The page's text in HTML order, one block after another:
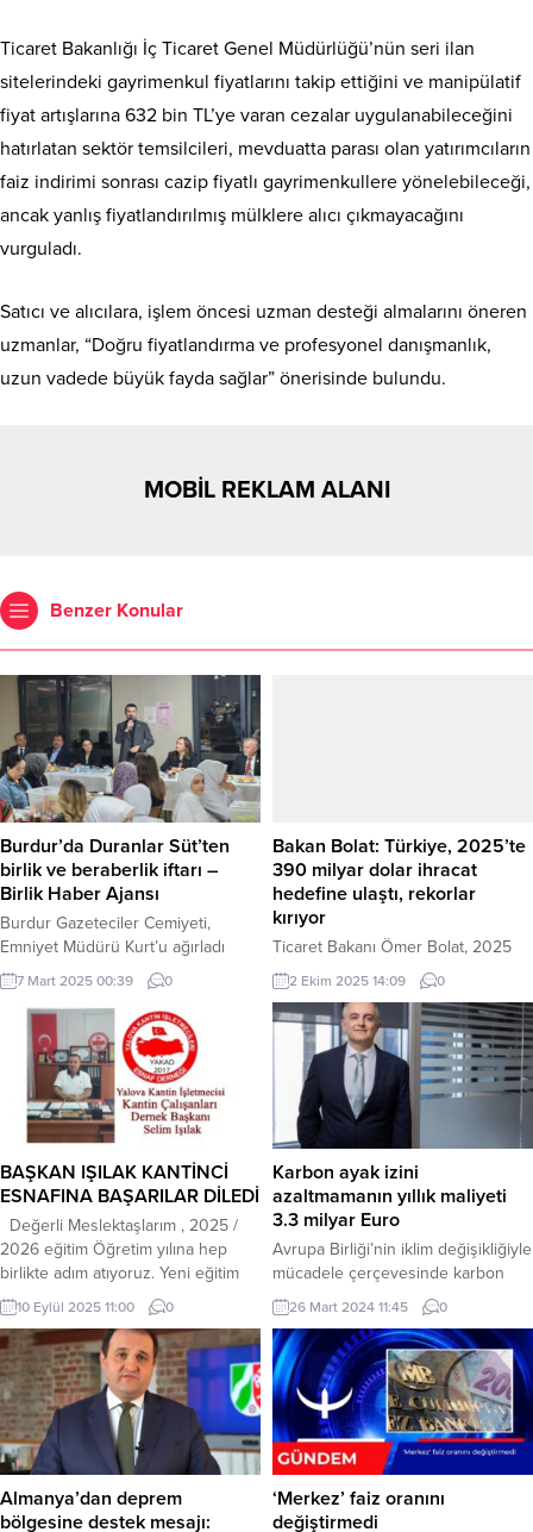
Ticaret Bakanlığı İç Ticaret Genel Müdürlüğü’nün seri ilan
sitelerindeki gayrimenkul fiyatlarını takip ettiğini ve manipülatif
fiyat artışlarına 632 bin TL’ye varan cezalar uygulanabileceğini
hatırlatan sektör temsilcileri, mevduatta parası olan yatırımcıların
faiz indirimi sonrası cazip fiyatlı gayrimenkullere yönelebileceği,
ancak yanlış fiyatlandırılmış mülklere alıcı çıkmayacağını
vurguladı.
Satıcı ve alıcılara, işlem öncesi uzman desteği almalarını öneren
uzmanlar, “Doğru fiyatlandırma ve profesyonel danışmanlık,
uzun vadede büyük fayda sağlar” önerisinde bulundu.
MOBİL REKLAM ALANI
Benzer Konular
Burdur’da Duranlar Süt’ten
birlik ve beraberlik iftarı –
Birlik Haber Ajansı
Burdur Gazeteciler Cemiyeti,
Emniyet Müdürü Kurt’u ağırladı
Burdur’un Bucak ilçesinde faaliyet
gösteren Duranlar Süt, Ramazan
ayı dolayısıyla anlamlı bir iftar
programına ev sahipliği yaptı.
Bucaklı iş adamı Süleyman Duran
tarafından organize edilen iftar
programında çalışanlar ve Bucak
protokolü bir araya gelerek iftar
yaptı. İlçenin önde gelen isimlerinin
katıldığı programda, Ramazan...
7 Mart 2025 00:39 0
Bakan Bolat: Türkiye, 2025’te
390 milyar dolar ihracat
hedefine ulaştı, rekorlar
kırıyor
Ticaret Bakanı Ömer Bolat, 2025
Eylül ayı dış ticaret verilerini
açıklayarak, Türkiye’nin küresel
rekabete rağmen 390 milyar
dolarlık mal ve hizmet ihracat
hedefine ulaştığını duyurdu. İlk 9
ayda mal ihracatı 8 milyar dolar,
hizmet ihracatı 3,2 milyar dolar arttı.
Bolat, “Aralık’ta hedefi aşacağız”
dedi. ANKARA (İGFA) – Ticaret
Bakanı Ömer...
2 Ekim 2025 14:09 0
BAŞKAN IŞILAK KANTİNCİ
ESNAFINA BAŞARILAR DİLEDİ
Değerli Meslektaşlarım , 2025 /
2026 eğitim Öğretim yılına hep
birlikte adım atıyoruz. Yeni eğitim
döneminin hepimize başta Sağlık,
huzur ve bereketli Kazançlar
getirmesini temenni ediyorum.
Bizler Öğrencilerimizin günlük
hayatlarına dokunan Onların gönül
rahatlığı ile güvenle alış veriş
yapabileceği kişileriz. Bu nedenle
herzaman olduğu gibi Hijyene,
Sağlıklı ürünlere ve...
10 Eylül 2025 11:00 0
Karbon ayak izini
azaltmamanın yıllık maliyeti
3.3 milyar Euro
Avrupa Birliği’nin iklim değişikliğiyle
mücadele çerçevesinde karbon
emisyonlarını azaltmak amacıyla
getirdiği ‘Sınırda Karbon
Düzenlemesi Mekanizması’ (SKDM),
2026’da tamamen hayata
geçirilecek İSTANBUL (İGFA) – AB
içinde uygulanan Emisyon Ticaret
Sistemi’ne eşdeğer bir karbon
fiyatlandırmasının SKDM kapsamına
giren ürünlerin ithalatı aşamasında
da uygulanması, Türkiye’yi ihracatta
26 Mart 2024 11:45 0
Almanya’dan deprem
bölgesine destek mesajı:
‘Merkez’ faiz oranını
değiştirmedi